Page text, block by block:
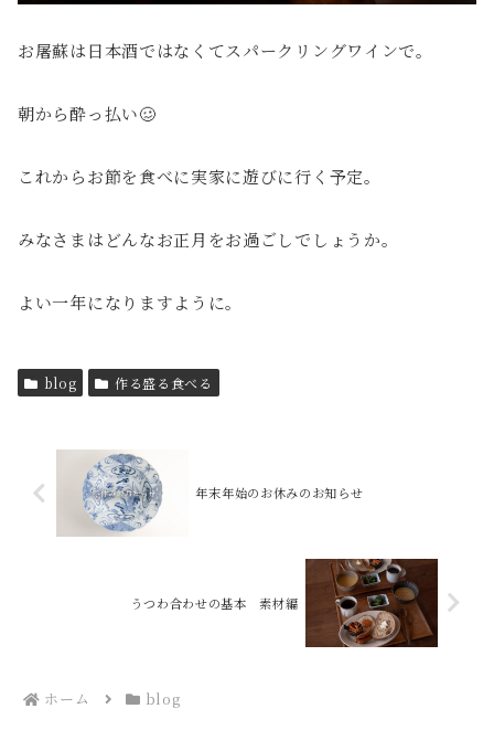
お屠蘇は日本酒ではなくてスパークリングワインで。
朝から酔っ払い🥴
これからお節を食べに実家に遊びに行く予定。
みなさまはどんなお正月をお過ごしでしょうか。
よい一年になりますように。
blog 作る盛る食べる
年末年始のお休みのお知らせ
うつわ合わせの基本 素材編
ホーム blog